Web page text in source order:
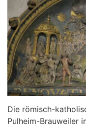
Die römisch-
Pulheim-Brauweiler